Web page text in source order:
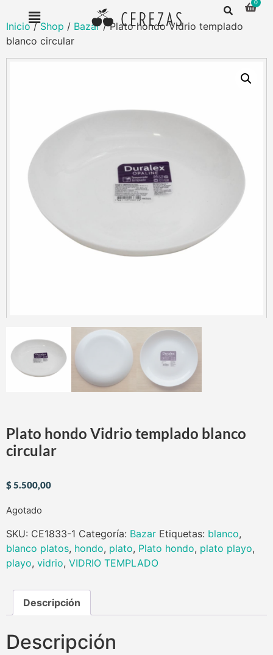
Inicio/Shop / Bazar/ Plato hondo Vidrio templado
blanco circular
Plato hondo Vidrio templado blanco
circular
$5.500,00
Agotado
SKU: CE1833-1 Categoría: Bazar Etiquetas: blanco,
blanco platos, hondo, plato, Plato hondo, plato playo,
playo, vidrio, VIDRIO TEMPLADO
Descripción
Descripción